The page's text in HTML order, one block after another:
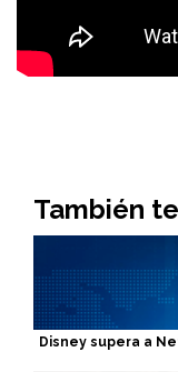
También
Disney supera a